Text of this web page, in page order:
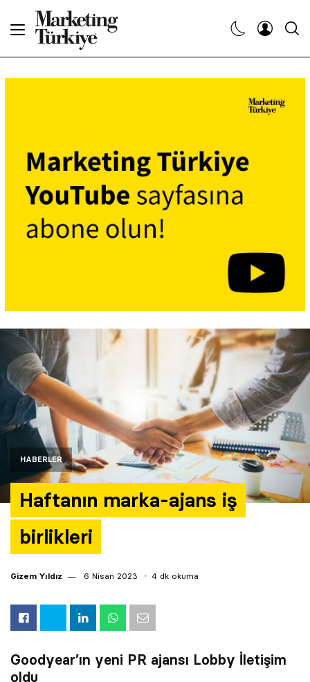
HABERLER
Haftanın marka-ajans iş
birlikleri
Gizem Yıldız 6 Nisan 2023 4 dk okuma
Goodyear’ın yeni PR ajansı Lobby İletişim
oldu
Dergiler
Etkinlikler
Araştırma